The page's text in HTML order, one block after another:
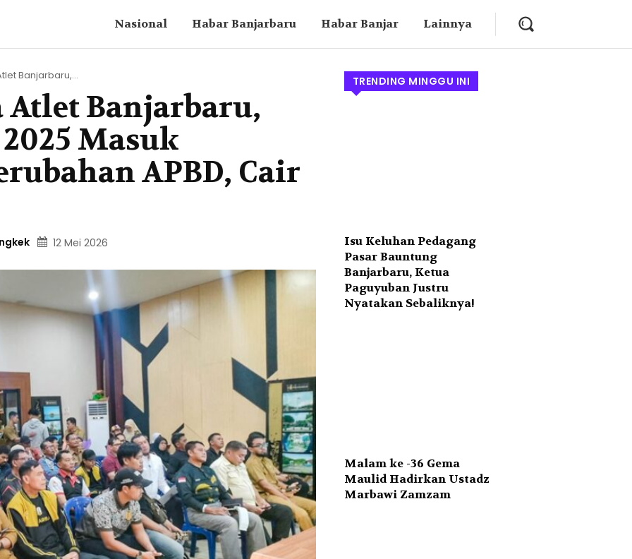
Nasional Habar Banjarbaru Habar Banjar Lainnya
Banjarbaru,...
Atlet Banjarbaru,
Masuk
APBD, Cair
12 Mei 2026
TRENDING MINGGU INI
Isu Keluhan Pedagang
Pasar Bauntung
Banjarbaru, Ketua
Paguyuban Justru
Nyatakan Sebaliknya!
Malam ke -36 Gema
Maulid Hadirkan Ustadz
Marbawi Zamzam